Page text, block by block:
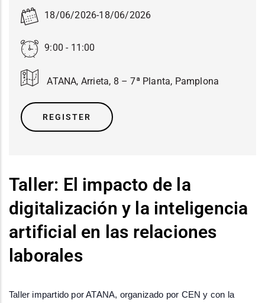
18/06/2026-18/06/2026
9:00 - 11:00
ATANA, Arrieta, 8 – 7ª Planta, Pamplona
REGISTER
Taller: El impacto de la
digitalización y la inteligencia
artificial en las relaciones
laborales
Taller impartido por ATANA, organizado por CEN y con la